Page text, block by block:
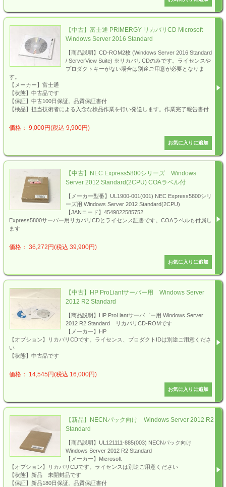
【中古】富士通 PRIMERGY リカバリCD Microsoft
Windows Server 2016 Standard
【商品説明】CD-ROM2枚 (Windows Server 2016 Standard
/ ServerView Suite) ※リカバリCDのみです。ライセンスや
プロダクトキーがない場合は別途ご用意が必要となりま
す。
【メーカー】富士通
【状態】中古品です
【保証】中古100日保証。品質保証書付
【検品】担当技術者による入念な検品作業を行い発送します。作業完了報告書付
価格： 9,000円(税込 9,900円)
【中古】NEC Express5800シリーズ Windows
Server 2012 Standard(2CPU) COAラベル付
【メーカー型番】UL1900-001(001) NEC Express5800シリ
ーズ用 Windows Server 2012 Standard(2CPU)
【JANコード】4549022585752
Express5800サーバー用リカバリCDとライセンス証書です。COAラベルも付属し
ます
価格： 36,272円(税込 39,900円)
【中古】HP ProLiantサーバー用 Windows Server
2012 R2 Standard
【商品説明】HP ProLiantサーバ゜ー用 Windows Server
2012 R2 Standard リカバリCD-ROMです
【メーカー】HP
【オプション】リカバリCDです。ライセンス、プロダクトIDは別途ご用意くださ
い
【状態】中古品です
価格： 14,545円(税込 16,000円)
【新品】NECNパック向け Windows Server 2012 R2
Standard
【商品説明】UL121111-885(003) NECNパック向け
Windows Server 2012 R2 Standard
【メーカー】Microsoft
【オプション】リカバリCDです。ライセンスは別途ご用意ください
【状態】新品 未開封品です
【保証】新品180日保証。品質保証書付